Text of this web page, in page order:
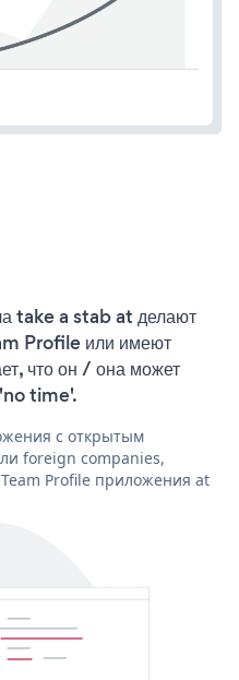
take a stab at делают
Profile или имеют
что он / она может
time'.
с открытым
foreign companies,
Profile приложения at